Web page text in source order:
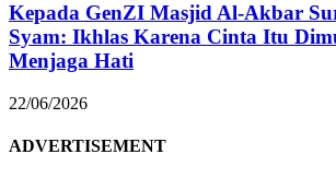
Kepada GenZI Masjid Al-Akbar
Syam: Ikhlas Karena Cinta Itu
Menjaga Hati
22/06/2026
ADVERTISEMENT